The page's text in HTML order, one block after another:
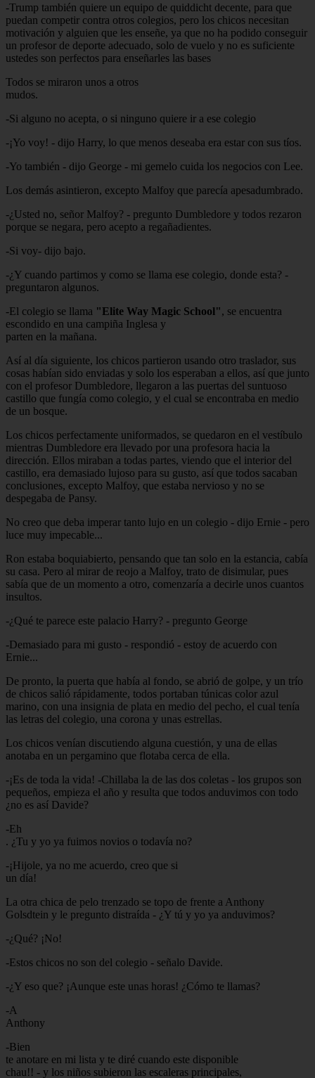
-Trump también quiere un equipo de quiddicht decente, para que
puedan competir contra otros colegios, pero los chicos necesitan
motivación y alguien que les enseñe, ya que no ha podido conseguir
un profesor de deporte adecuado, solo de vuelo y no es suficiente
ustedes son perfectos para enseñarles las bases
Todos se miraron unos a otros
mudos.
-Si alguno no acepta, o si ninguno quiere ir a ese colegio
-¡Yo voy! - dijo Harry, lo que menos deseaba era estar con sus tíos.
-Yo también - dijo George - mi gemelo cuida los negocios con Lee.
Los demás asintieron, excepto Malfoy que parecía apesadumbrado.
-¿Usted no, señor Malfoy? - pregunto Dumbledore y todos rezaron
porque se negara, pero acepto a regañadientes.
-Si voy- dijo bajo.
-¿Y cuando partimos y como se llama ese colegio, donde esta? -
preguntaron algunos.
-El colegio se llama "Elite Way Magic School", se encuentra
escondido en una campiña Inglesa y
parten en la mañana.
Así al día siguiente, los chicos partieron usando otro traslador, sus
cosas habían sido enviadas y solo los esperaban a ellos, así que junto
con el profesor Dumbledore, llegaron a las puertas del suntuoso
castillo que fungía como colegio, y el cual se encontraba en medio
de un bosque.
Los chicos perfectamente uniformados, se quedaron en el vestíbulo
mientras Dumbledore era llevado por una profesora hacia la
dirección. Ellos miraban a todas partes, viendo que el interior del
castillo, era demasiado lujoso para su gusto, así que todos sacaban
conclusiones, excepto Malfoy, que estaba nervioso y no se
despegaba de Pansy.
No creo que deba imperar tanto lujo en un colegio - dijo Ernie - pero
luce muy impecable...
Ron estaba boquiabierto, pensando que tan solo en la estancia, cabía
su casa. Pero al mirar de reojo a Malfoy, trato de disimular, pues
sabía que de un momento a otro, comenzaría a decirle unos cuantos
insultos.
-¿Qué te parece este palacio Harry? - pregunto George
-Demasiado para mi gusto - respondió - estoy de acuerdo con
Ernie...
De pronto, la puerta que había al fondo, se abrió de golpe, y un trío
de chicos salió rápidamente, todos portaban túnicas color azul
marino, con una insignia de plata en medio del pecho, el cual tenía
las letras del colegio, una corona y unas estrellas.
Los chicos venían discutiendo alguna cuestión, y una de ellas
anotaba en un pergamino que flotaba cerca de ella.
-¡Es de toda la vida! -Chillaba la de las dos coletas - los grupos son
pequeños, empieza el año y resulta que todos anduvimos con todo
¿no es así Davide?
-Eh
. ¿Tu y yo ya fuimos novios o todavía no?
-¡Hijole, ya no me acuerdo, creo que si
un día!
La otra chica de pelo trenzado se topo de frente a Anthony
Golsdtein y le pregunto distraída - ¿Y tú y yo ya anduvimos?
-¿Qué? ¡No!
-Estos chicos no son del colegio - señalo Davide.
-¿Y eso que? ¡Aunque este unas horas! ¿Cómo te llamas?
-A
Anthony
-Bien
te anotare en mi lista y te diré cuando este disponible
chau!! - y los niños subieron las escaleras principales,